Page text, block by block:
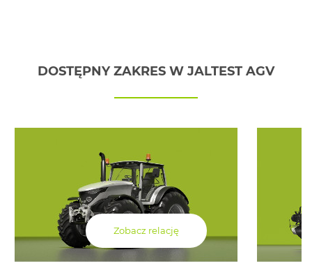
DOSTĘPNY ZAKRES W JALTEST AGV
Zobacz relację